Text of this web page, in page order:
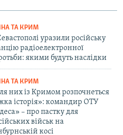
ТА КРИМ
уразили російську
радіоелектронної
якими будуть наслідки
ТА КРИМ
них із Кримом розпочнеться
історія»: командир ОТУ
– про пастку для
військ на
косі